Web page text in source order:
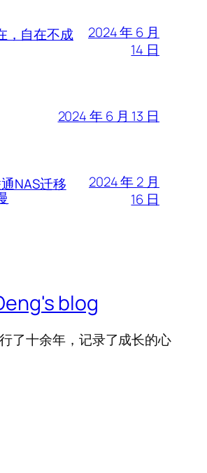
，自在不成
2024 年 6 月
14 日
2024 年 6 月 13 日
NAS迁移
2024 年 2 月
16 日
blog
了十余年，记录了成长的心